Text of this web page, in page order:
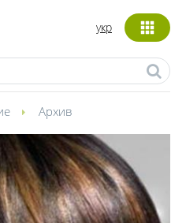
укр
Архив